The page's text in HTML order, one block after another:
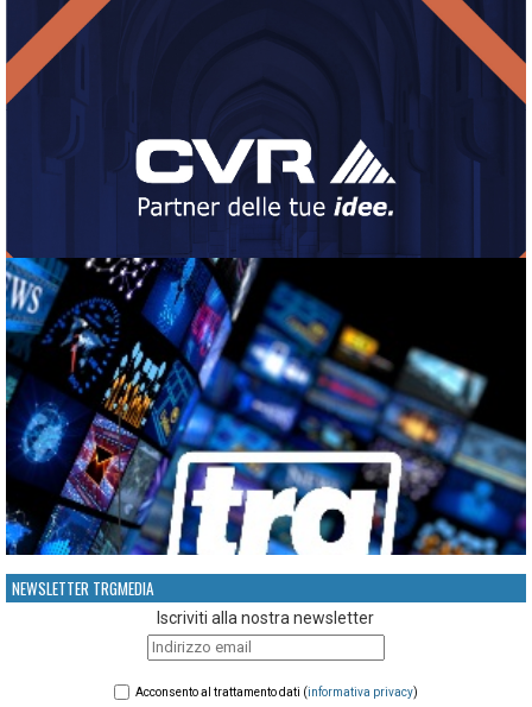
NEWSLETTER TRGMEDIA
Iscriviti alla nostra newsletter
Acconsento al trattamento dati (informativa privacy)